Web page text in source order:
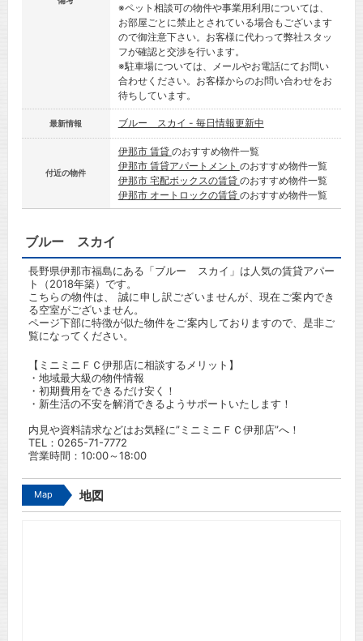
※ペット相談可の物件や事業用利用については、
お部屋ごとに禁止とされている場合もございます
ので御注意下さい。お客様に代わって弊社スタッ
フが確認と交渉を行います。
※駐車場については、メールやお電話にてお問い
合わせください。お客様からのお問い合わせをお
待ちしています。
最新情報 ブルー スカイ - 毎日情報更新中
付近の物件
伊那市 賃貸 のおすすめ物件一覧
伊那市 賃貸アパートメント のおすすめ物件一覧
伊那市 宅配ボックスの賃貸 のおすすめ物件一覧
伊那市 オートロックの賃貸 のおすすめ物件一覧
ブルー スカイ
長野県伊那市福島にある「ブルー スカイ」は人気の賃貸アパー
ト（2018年築）です。
こちらの物件は、 誠に申し訳ございませんが、現在ご案内でき
る空室がございません。
ページ下部に特徴が似た物件をご案内しておりますので、是非ご
覧になってください。
【ミニミニＦＣ伊那店に相談するメリット】
・地域最大級の物件情報
・初期費用をできるだけ安く！
・新生活の不安を解消できるようサポートいたします！
内見や資料請求などはお気軽に”ミニミニＦＣ伊那店”へ！
TEL： 0265-71-7772
営業時間：10:00～18:00
Map 地図